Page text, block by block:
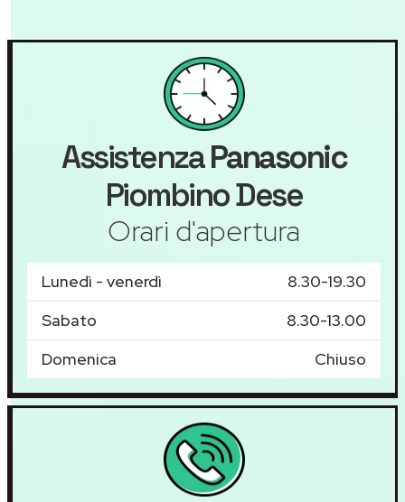
AssistenzaPanasonic
Piombino Dese
Orari d'apertura
Lunedì - venerdì
8.30-19.30
Sabato
8.30-13.00
Domenica
Chiuso